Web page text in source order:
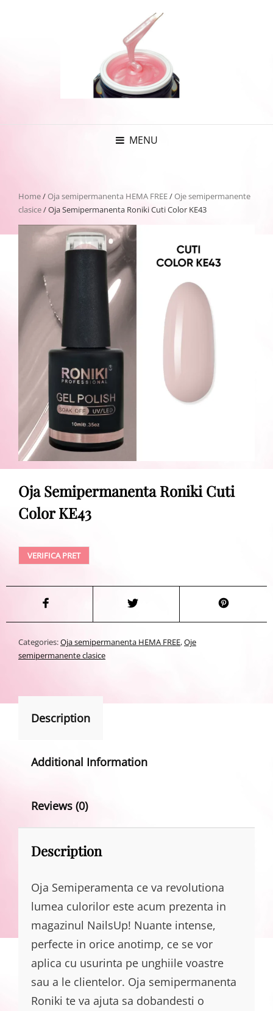
MENU
Home/Oja semipermanenta HEMA FREE/Oje semipermanente
clasice/ Oja Semipermanenta Roniki Cuti Color KE43
Oja Semipermanenta Roniki Cuti
Color KE43
VERIFICA PRET
Categories:Oja semipermanenta HEMA FREE,Oje
semipermanente clasice
Description
Additional Information
Reviews (0)
Description
Oja Semiperamenta ce va revolutiona
lumea culorilor este acum prezenta in
magazinul NailsUp! Nuante intense,
perfecte in orice anotimp, ce se vor
aplica cu usurinta pe unghiile voastre
sau a le clientelor. Oja semipermanenta
Roniki te va ajuta sa dobandesti o